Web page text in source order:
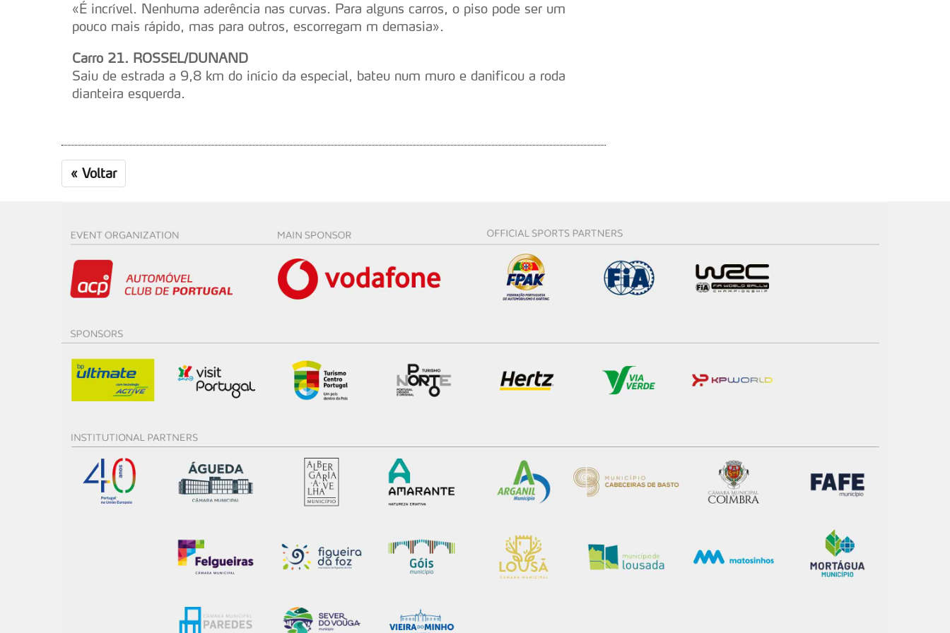
Consulte a política de cookies do site.
«É incrível. Nenhuma aderência nas curvas. Para alguns carros, o piso pode ser um
pouco mais rápido, mas para outros, escorregam m demasia».
Carro 21. ROSSEL/DUNAND
Saiu de estrada a 9,8 km do início da especial, bateu num muro e danificou a roda
dianteira esquerda.
« Voltar